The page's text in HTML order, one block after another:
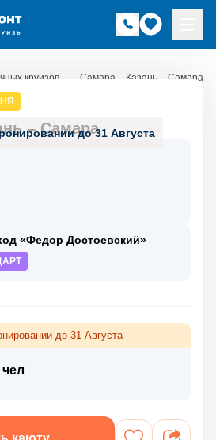
круизов — Самара – Казань – Самара
до 31 Августа
–Самара
«Федор Достоевский»
до 31 Августа
чел